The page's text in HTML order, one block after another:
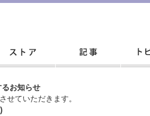
お知らせ
せていただきます。